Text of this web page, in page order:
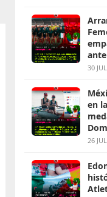
30
en
26